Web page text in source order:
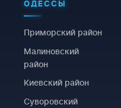
ОДЕССЫ
Приморский район
Малиновский
район
Киевский район
Суворовский